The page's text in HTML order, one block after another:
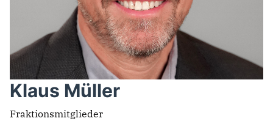
Klaus Müller
Fraktionsmitglieder